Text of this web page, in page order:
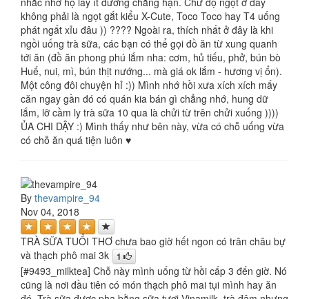
không phải là ngọt gắt kiểu X-Cute, Toco Toco hay T4 uống
phát ngất xỉu đâu )) ???? Ngoài ra, thích nhất ở đây là khi
ngồi uống trà sữa, các bạn có thể gọi đồ ăn từ xung quanh
tới ăn (đồ ăn phong phú lắm nha: cơm, hủ tiếu, phở, bún bò
Huế, nui, mì, bún thịt nướng... mà giá ok lắm - hương vị ổn).
Một công đôi chuyện hỉ :)) Mình nhớ hồi xưa xích xích mấy
căn ngay gần đó có quán kia bán gì chẳng nhớ, hung dữ
lắm, lỡ cầm ly trà sữa 10 qua là chửi từ trên chửi xuống ))))
ỦA CHI DẬY :) Mình thấy như bên này, vừa có chỗ uống vừa
có chỗ ăn quá tiện luôn ♥
By thevampire_94
Nov 04, 2018
TRÀ SỮA TUỔI THƠ chưa bao giờ hết ngon có trân châu bự
và thạch phô mai 3k
1
[#9493_milktea] Chỗ này mình uống từ hồi cấp 3 đến giờ. Nó
cũng là nơi đầu tiên có món thạch phô mai tụi mình hay ăn